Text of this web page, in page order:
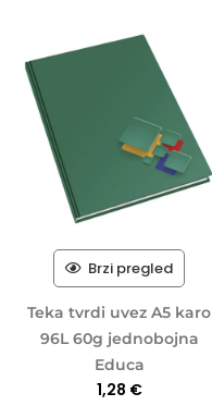
Brzi pregled
Teka tvrdi uvez A5 karo
96L 60g jednobojna
Educa
1,28 €